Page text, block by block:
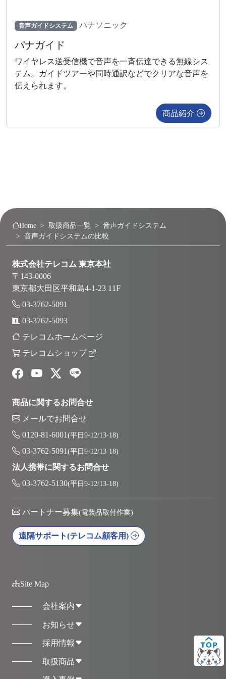
音声ガイドシステム パナソニック
パナガイド
ワイヤレス送受信機で音声を一斉伝達できる無線シス
テム。ガイドツアーや同時通訳などでクリアな音声を
伝えられます。
商品紹介
Home 取扱商品一覧
音声ガイドシステム
音声ガイドシステムの比較
株式会社テレコム 東京本社
〒143-0006
東京都大田区平和島4-1-23 11F
03-3762-5091
03-3762-5093
テレコムホームページ
テレコムショップ
商品に関するお問合せ
メールでお問合せ
0120-81-6001 (平日9-12/13-18)
03-3762-5091 (平日9-12/13-18)
法人携帯に関するお問合せ
03-3762-5130(平日9-12/13-18)
パートナー募集(電装品取付作業)
遠隔サポート(テレコム顧客用)
Site Map
会社案内
お知らせ
採用情報
取扱商品